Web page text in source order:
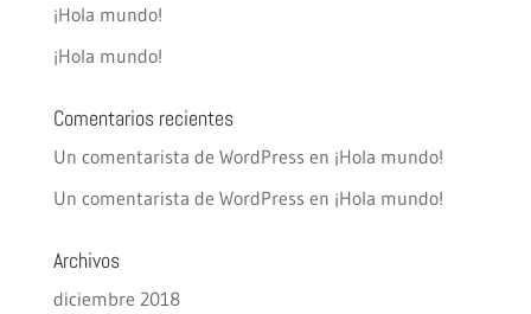
¡Hola mundo!
¡Hola mundo!
Comentarios recientes
Un comentarista de WordPressen ¡Hola mundo!
Un comentarista de WordPressen ¡Hola mundo!
Archivos
diciembre 2018